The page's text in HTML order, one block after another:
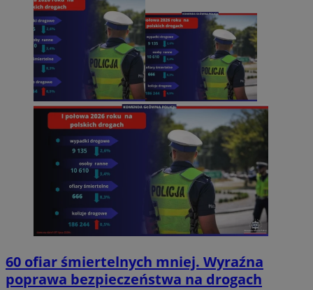
60 ofiar śmiertelnych mniej. Wyraźna
poprawa bezpieczeństwa na drogach